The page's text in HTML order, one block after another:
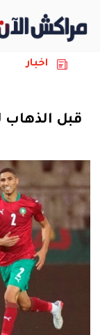
مجتمع
رياضة
حوادث
دولية
اخبار
قبل الذهاب